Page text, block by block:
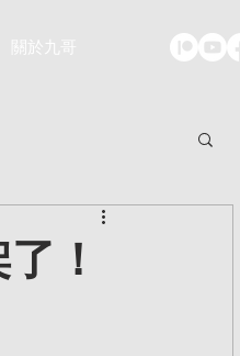
關於九哥
！